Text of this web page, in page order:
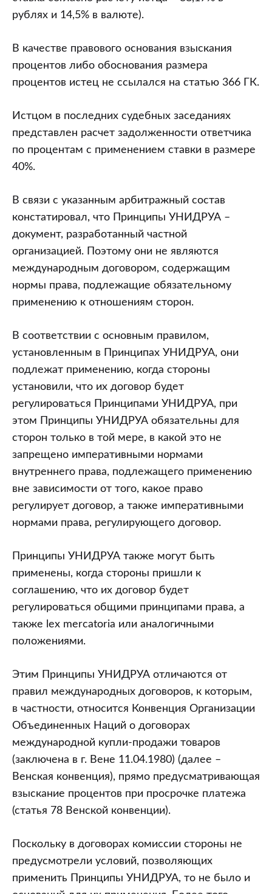
рублях и 14,5% в валюте).
В качестве правового основания взыскания
процентов либо обоснования размера
процентов истец не ссылался на статью 366 ГК.
Истцом в последних судебных заседаниях
представлен расчет задолженности ответчика
по процентам с применением ставки в размере
40%.
В связи с указанным арбитражный состав
констатировал, что Принципы УНИДРУА –
документ, разработанный частной
организацией. Поэтому они не являются
международным договором, содержащим
нормы права, подлежащие обязательному
применению к отношениям сторон.
В соответствии с основным правилом,
установленным в Принципах УНИДРУА, они
подлежат применению, когда стороны
установили, что их договор будет
регулироваться Принципами УНИДРУА, при
этом Принципы УНИДРУА обязательны для
сторон только в той мере, в какой это не
запрещено императивными нормами
внутреннего права, подлежащего применению
вне зависимости от того, какое право
регулирует договор, а также императивными
нормами права, регулирующего договор.
Принципы УНИДРУА также могут быть
применены, когда стороны пришли к
соглашению, что их договор будет
регулироваться общими принципами права, а
также lex mercatoria или аналогичными
положениями.
Этим Принципы УНИДРУА отличаются от
правил международных договоров, к которым,
в частности, относится Конвенция Организации
Объединенных Наций о договорах
международной купли-продажи товаров
(заключена в г. Вене 11.04.1980) (далее –
Венская конвенция), прямо предусматривающая
взыскание процентов при просрочке платежа
(статья 78 Венской конвенции).
Поскольку в договорах комиссии стороны не
предусмотрели условий, позволяющих
применить Принципы УНИДРУА, то не было и